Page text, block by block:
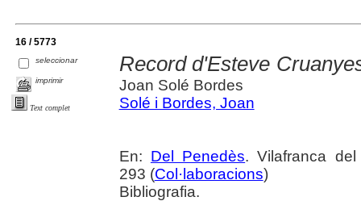
16 / 5773
seleccionar
imprimir
Text complet
Record d'Esteve
Joan Solé Bordes
Solé i Bordes, Joan
En: Del Penedès. Vilafranca
293 (Col·laboracions)
Bibliografia.